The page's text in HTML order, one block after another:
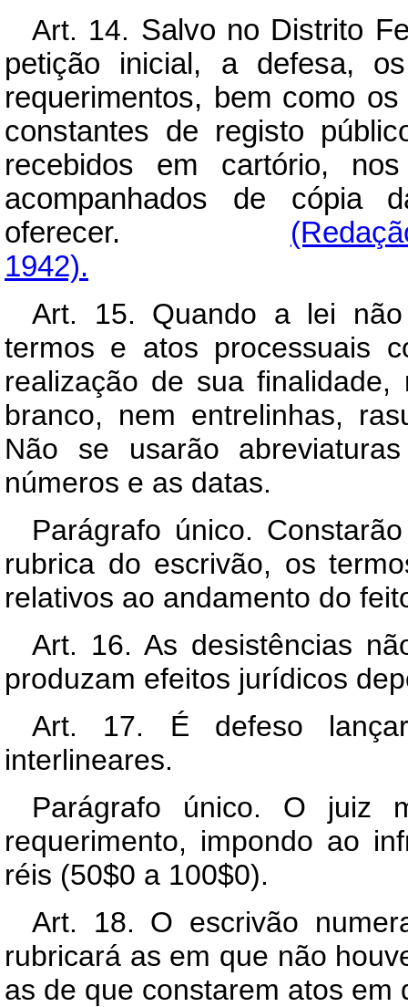
Art. 14. Salvo no Distrito
petição inicial, a defesa,
requerimentos, bem como
constantes de registo
recebidos em cartório,
acompanhados de cópia
oferecer.
1942).
Art. 15. Quando a lei não
termos e atos processuais
realização de sua
branco, nem entrelinhas,
Não se usarão
números e as datas.
Parágrafo único.
rubrica do escrivão, os
relativos ao andamento do
Art. 16. As desistências
produzam efeitos jurídicos
Art. 17. É defeso
interlineares.
Parágrafo único. O juiz
requerimento, impondo ao
réis (50$0 a 100$0).
Art. 18. O escrivão
rubricará as em que não
as de que constarem atos em